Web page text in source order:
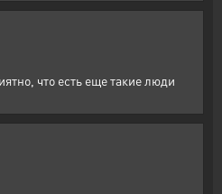
что есть еще такие люди